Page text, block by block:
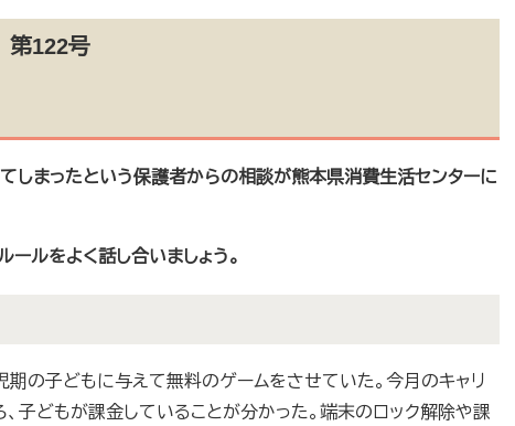
トラブル注意報 第122号
しまったという保護者からの相談が熊本県消費生活センターに
ルをよく話し合いましょう。
子どもに与えて無料のゲームをさせていた。今月のキャリ
子どもが課金していることが分かった。端末のロック解除や課